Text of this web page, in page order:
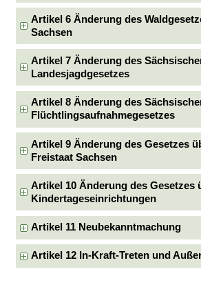
Artikel 6 Änderung des
Sachsen
Artikel 7 Änderung des
Landesjagdgesetzes
Artikel 8 Änderung des
Flüchtlingsaufnahmegesetzes
Artikel 9 Änderung des Gesetzes
Freistaat Sachsen
Artikel 10 Änderung des Gesetzes
Kindertageseinrichtungen
Artikel 11 Neubekanntmachung
Artikel 12 In-Kraft-Treten und